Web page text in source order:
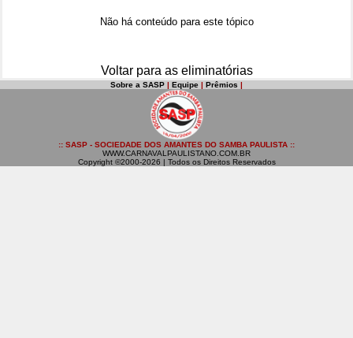
Não há conteúdo para este tópico
Voltar para as eliminatórias
Sobre a SASP | Equipe | Prêmios |
:: SASP - SOCIEDADE DOS AMANTES DO SAMBA PAULISTA ::
WWW.CARNAVALPAULISTANO.COM.BR
Copyright ©2000-2026 | Todos os Direitos Reservados